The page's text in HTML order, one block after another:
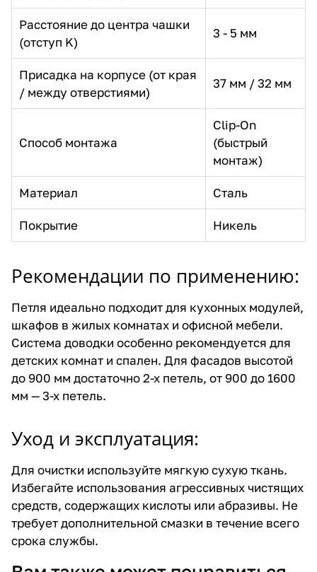
Расстояние до центра чашки
(отступ K)
3 - 5 мм
Присадка на корпусе (от края
/ между отверстиями)
37 мм / 32 мм
Способ монтажа
Clip-On
(быстрый
монтаж)
Материал Сталь
Покрытие Никель
Рекомендации по применению:
Петля идеально подходит для кухонных модулей,
шкафов в жилых комнатах и офисной мебели.
Система доводки особенно рекомендуется для
детских комнат и спален. Для фасадов высотой
до 900 мм достаточно 2-х петель, от 900 до 1600
мм — 3-х петель.
Уход и эксплуатация:
Для очистки используйте мягкую сухую ткань.
Избегайте использования агрессивных чистящих
средств, содержащих кислоты или абразивы. Не
требует дополнительной смазки в течение всего
срока службы.